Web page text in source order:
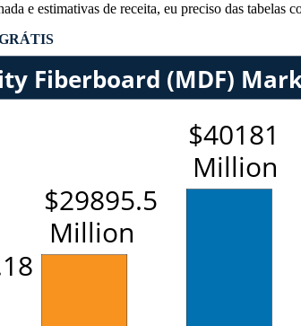
e estimativas de receita, eu preciso das tabelas